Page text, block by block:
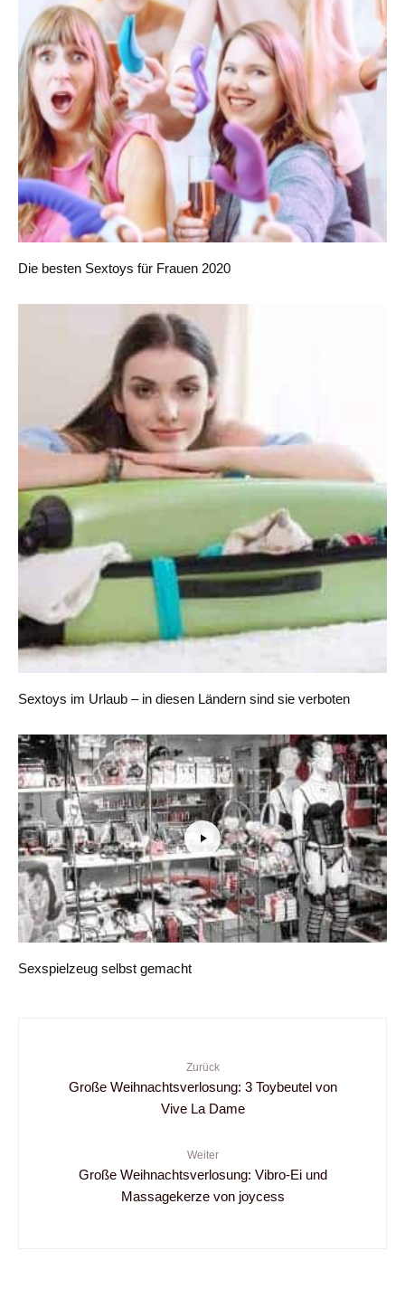
Die besten Sextoys für Frauen 2020
Sextoys im Urlaub – in diesen Ländern sind sie verboten
Sexspielzeug selbst gemacht
Zurück
Große Weihnachtsverlosung: 3 Toybeutel von
Vive La Dame
Weiter
Große Weihnachtsverlosung: Vibro-Ei und
Massagekerze von joycess